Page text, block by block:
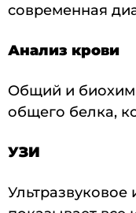
современная
Анализ крови
Общий и
общего белка,
УЗИ